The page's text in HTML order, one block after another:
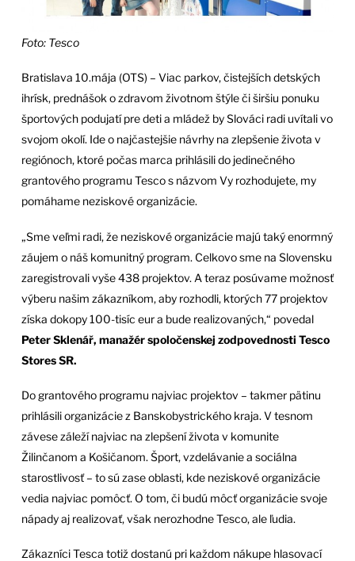
Foto: Tesco
Bratislava 10.mája (OTS) – Viac parkov, čistejších detských
ihrísk, prednášok o zdravom životnom štýle či širšiu ponuku
športových podujatí pre deti a mládež by Slováci radi uvítali vo
svojom okolí. Ide o najčastejšie návrhy na zlepšenie života v
regiónoch, ktoré počas marca prihlásili do jedinečného
grantového programu Tesco s názvom Vy rozhodujete, my
pomáhame neziskové organizácie.
„Sme veľmi radi, že neziskové organizácie majú taký enormný
záujem o náš komunitný program. Celkovo sme na Slovensku
zaregistrovali vyše 438 projektov. A teraz posúvame možnosť
výberu našim zákazníkom, aby rozhodli, ktorých 77 projektov
získa dokopy 100-tisíc eur a bude realizovaných,“ povedal
Peter Sklenář, manažér spoločenskej zodpovednosti Tesco
Stores SR.
Do grantového programu najviac projektov – takmer pätinu
prihlásili organizácie z Banskobystrického kraja. V tesnom
závese záleží najviac na zlepšení života v komunite
Žilinčanom a Košičanom. Šport, vzdelávanie a sociálna
starostlivosť – to sú zase oblasti, kde neziskové organizácie
vedia najviac pomôcť. O tom, či budú môcť organizácie svoje
nápady aj realizovať, však nerozhodne Tesco, ale ľudia.
Zákazníci Tesca totiž dostanú pri každom nákupe hlasovací